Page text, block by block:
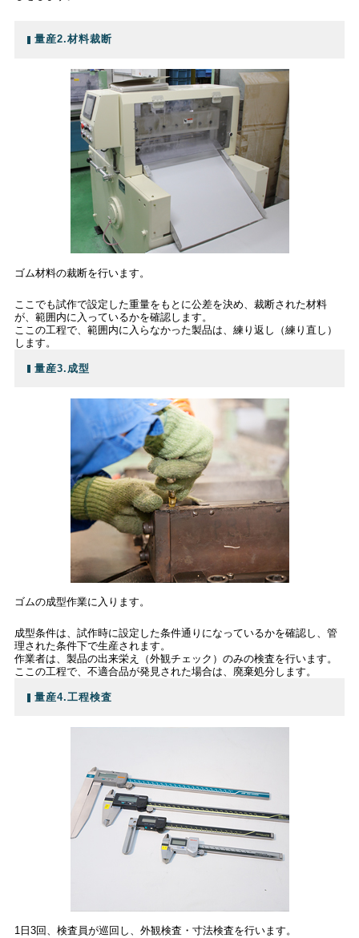
量産2.材料裁断
ゴム材料の裁断を行います。
ここでも試作で設定した重量をもとに公差を決め、裁断された材料
が、範囲内に入っているかを確認します。
ここの工程で、範囲内に入らなかった製品は、練り返し（練り直し）
します。
量産3.成型
ゴムの成型作業に入ります。
成型条件は、試作時に設定した条件通りになっているかを確認し、管
理された条件下で生産されます。
作業者は、製品の出来栄え（外観チェック）のみの検査を行います。
ここの工程で、不適合品が発見された場合は、廃棄処分します。
量産4.工程検査
1日3回、検査員が巡回し、外観検査・寸法検査を行います。